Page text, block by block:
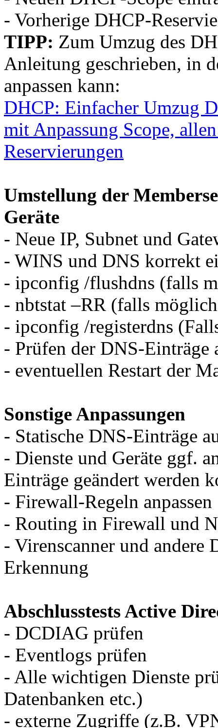
- Vorherige DHCP-
TIPP: Zum Umzug des
Anleitung geschrieben, in
anpassen kann:
DHCP: Einfacher Umzug
mit Anpassung Scope,
Reservierungen
Umstellung der
Geräte
- Neue IP, Subnet und
- WINS und DNS korrekt
- ipconfig /flushdns (falls
- nbtstat –RR (falls
- ipconfig /registerdns
- Prüfen der DNS-Einträge
- eventuellen Restart der
Sonstige Anpassungen
- Statische DNS-Einträge
- Dienste und Geräte ggf.
Einträge geändert werden
- Firewall-Regeln anpassen
- Routing in Firewall und
- Virenscanner und andere
Erkennung
Abschlusstests Active
- DCDIAG prüfen
- Eventlogs prüfen
- Alle wichtigen Dienste
Datenbanken etc.)
- externe Zugriffe (z.B.